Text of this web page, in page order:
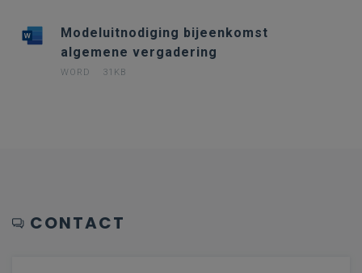
Modeluitnodiging bijeenkomst
algemene vergadering
WORD 31KB
CONTACT